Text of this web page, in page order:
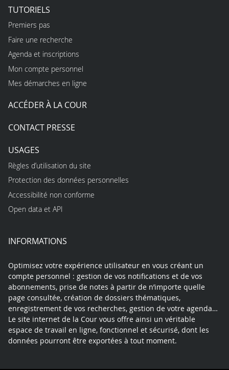
TUTORIELS
Premiers pas
Faire une recherche
Agenda et inscriptions
Mon compte personnel
Mes démarches en ligne
ACCÉDER À LA COUR
CONTACT PRESSE
USAGES
Règles d’utilisation du site
Protection des données personnelles
Accessibilité non conforme
Open data et API
INFORMATIONS
Optimisez votre expérience utilisateur en vous créant un
compte personnel : gestion de vos notifications et de vos
abonnements, prise de notes à partir de n’importe quelle
page consultée, création de dossiers thématiques,
enregistrement de vos recherches, gestion de votre agenda…
Le site internet de la Cour vous offre ainsi un véritable
espace de travail en ligne, fonctionnel et sécurisé, dont les
données pourront être exportées à tout moment.